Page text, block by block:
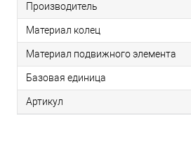
Производитель
Материал колец
Материал подвижного элемента
Базовая единица
Артикул